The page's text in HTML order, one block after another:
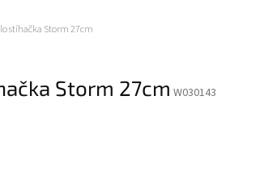
stíhačka Storm 27cm
Storm 27cm W030143